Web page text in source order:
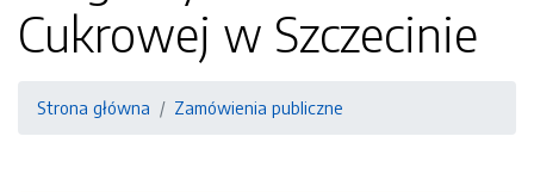
Cukrowej w Szczecinie
Strona główna Zamówienia publiczne